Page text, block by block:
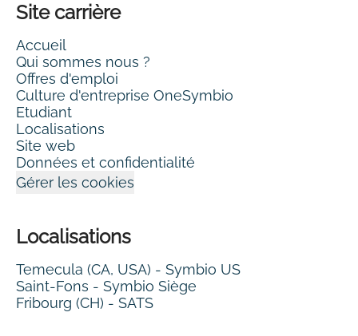
Site carrière
Accueil
Qui sommes nous ?
Offres d'emploi
Culture d'entreprise OneSymbio
Etudiant
Localisations
Site web
Données et confidentialité
Gérer les cookies
Localisations
Temecula (CA, USA) - Symbio US
Saint-Fons - Symbio Siège
Fribourg (CH) - SATS